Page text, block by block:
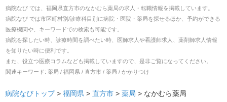
病院なび では、 福岡県直方市のなかむら薬局の求人・転職情報を掲載しています。
病院なび では市区町村別/診療科目別に病院・医院・薬局を探せるほか、予約ができる
医療機関や、キーワードでの検索も可能です。
病院を探したい時、診療時間を調べたい時、医師求人や看護師求人、薬剤師求人情報
を知りたい時に便利です。
また、役立つ医療コラムなども掲載していますので、是非ご覧になってください。
関連キーワード: 薬局 / 福岡県 / 直方市 / 薬局 / かかりつけ
病院なびトップ > 福岡県 > 直方市 > 薬局 > なかむら薬局